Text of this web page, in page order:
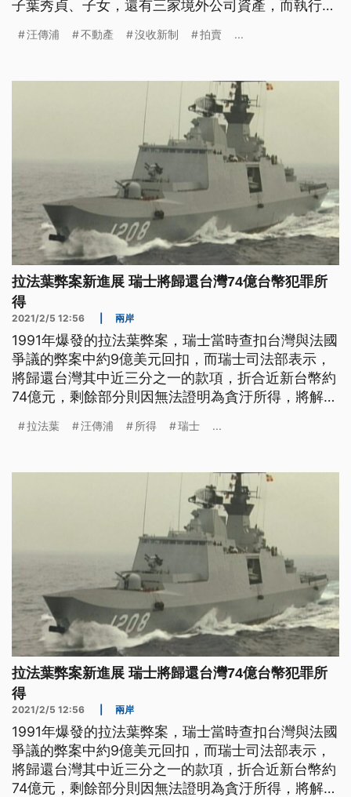
子葉秀貞、子女，還有三家境外公司資產，而執行署
墅，底價是7454萬，不過第一拍沒有人投標，宣布
汪傳浦 不動產 沒收新制 拍賣 ...
拉法葉弊案新進展 瑞士將歸還台灣74億台幣犯罪所
得
2021/2/5 12:56 兩岸
1991年爆發的拉法葉弊案，瑞士當時查扣台灣與法國
爭議的弊案中約9億美元回扣，而瑞士司法部表示，
將歸還台灣其中近三分之一的款項，折合近新台幣約
74億元，剩餘部分則因無法證明為貪汙所得，將解凍
有了最新進展，瑞士司法部表示，將歸還台灣先前查
元，也強調這些錢正是我國當年購買拉法葉級巡防艦
交易中支付的非法佣金
拉法葉 汪傳浦 所得 瑞士 ...
拉法葉弊案新進展 瑞士將歸還台灣74億台幣犯罪所
得
2021/2/5 12:56 兩岸
1991年爆發的拉法葉弊案，瑞士當時查扣台灣與法國
爭議的弊案中約9億美元回扣，而瑞士司法部表示，
將歸還台灣其中近三分之一的款項，折合近新台幣約
74億元，剩餘部分則因無法證明為貪汙所得，將解凍